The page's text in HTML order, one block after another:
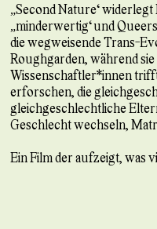
„Second Nature“
„minderwertig“ und
die wegweisende Trans-
Roughgarden, während
Wissenschaftler*innen
erforschen, die
gleichgeschlechtliche
Geschlecht wechseln,
Ein Film der aufzeigt, was